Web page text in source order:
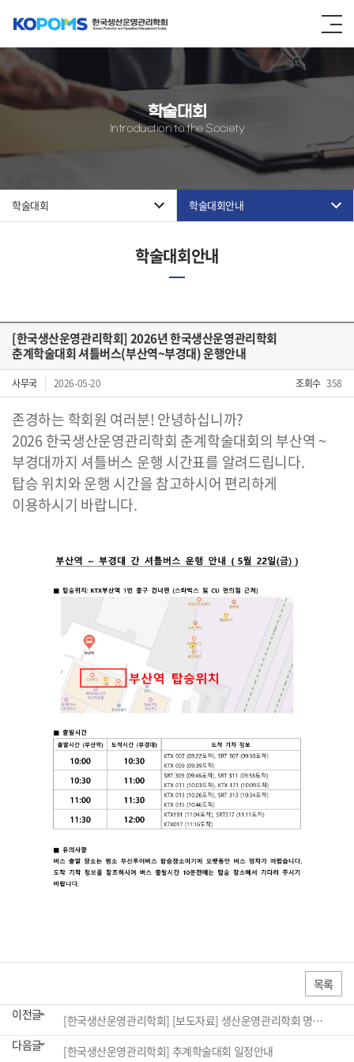
학술대회
Introduction to the Society
학술대회 학술대회안내
학술대회안내
[한국생산운영관리학회] 2026년 한국생산운영관리학회
춘계학술대회 셔틀버스(부산역~부경대) 운행안내
사무국 2026-05-20 조회수 358
존경하는 학회원 여러분! 안녕하십니까?
2026 한국생산운영관리학회 춘계학술대회의 부산역 ~
부경대까지 셔틀버스 운행 시간표를 알려드립니다.
탑승 위치와 운행 시간을 참고하시어 편리하게
이용하시기 바랍니다.
목록
이전글
[한국생산운영관리학회] [보도자료] 생산운영관리학회 명칭 변경 후 첫 학술대회 관련 한국경제 기사 공...
다음글
[한국생산운영관리학회] 추계학술대회 일정안내